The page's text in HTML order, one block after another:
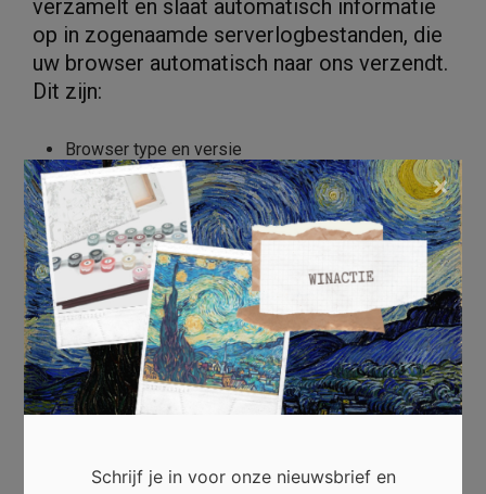
verzamelt en slaat automatisch informatie
op in zogenaamde serverlogbestanden, die
uw browser automatisch naar ons verzendt.
Dit zijn:
Browser type en versie
Het gebruikte besturingssysteem
Verwijzende URL
Hostnaam van de computer
Datum en tijd van uw aanvraag
IP adres
andere gegevensbronnen. De basis voor
Schrijf je in voor onze nieuwsbrief en
×